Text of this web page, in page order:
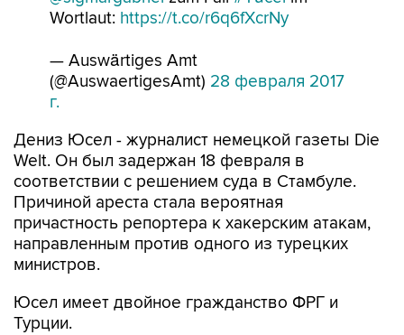
Wortlaut: https://t.co/r6q6fXcrNy
— Auswärtiges Amt
(@AuswaertigesAmt) 28 февраля 2017
г.
Дениз Юсел - журналист немецкой газеты Die
Welt. Он был задержан 18 февраля в
соответствии с решением суда в Стамбуле.
Причиной ареста стала вероятная
причастность репортера к хакерским атакам,
направленным против одного из турецких
министров.
Юсел имеет двойное гражданство ФРГ и
Турции.